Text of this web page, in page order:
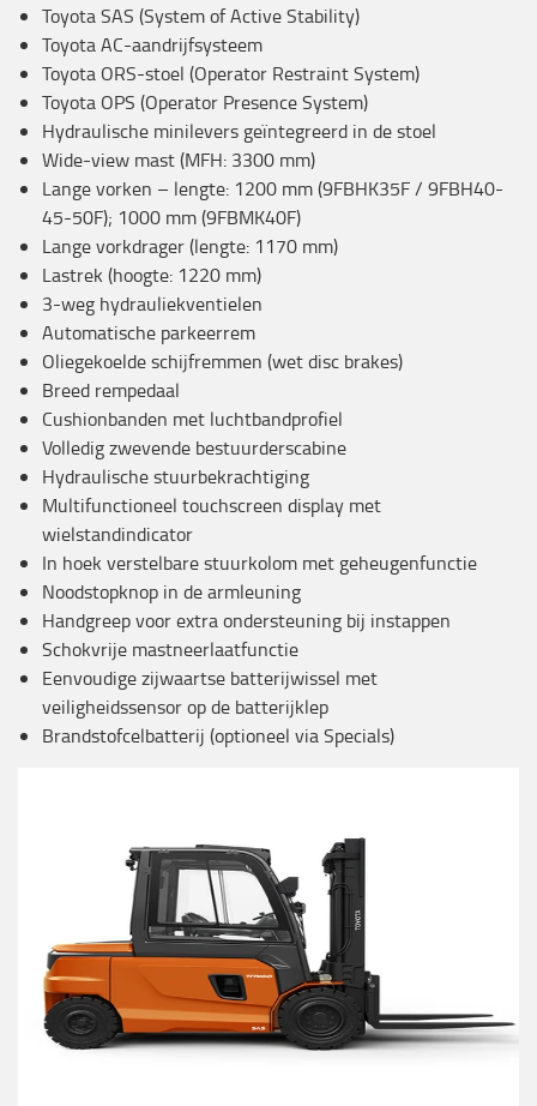
Toyota SAS (System of Active Stability)
Toyota AC-aandrijfsysteem
Toyota ORS-stoel (Operator Restraint System)
Toyota OPS (Operator Presence System)
Hydraulische minilevers geïntegreerd in de stoel
Wide-view mast (MFH: 3300 mm)
Lange vorken – lengte: 1200 mm (9FBHK35F / 9FBH40-
45-50F); 1000 mm (9FBMK40F)
Lange vorkdrager (lengte: 1170 mm)
Lastrek (hoogte: 1220 mm)
3-weg hydrauliekventielen
Automatische parkeerrem
Oliegekoelde schijfremmen (wet disc brakes)
Breed rempedaal
Cushionbanden met luchtbandprofiel
Volledig zwevende bestuurderscabine
Hydraulische stuurbekrachtiging
Multifunctioneel touchscreen display met
wielstandindicator
In hoek verstelbare stuurkolom met geheugenfunctie
Noodstopknop in de armleuning
Handgreep voor extra ondersteuning bij instappen
Schokvrije mastneerlaatfunctie
Eenvoudige zijwaartse batterijwissel met
veiligheidssensor op de batterijklep
Brandstofcelbatterij (optioneel via Specials)